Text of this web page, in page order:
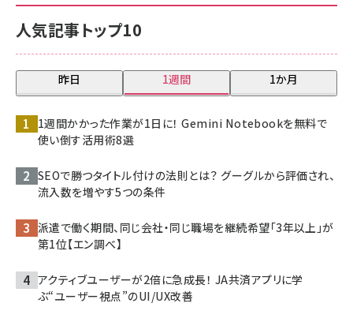
人気記事トップ10
昨日 1週間 1か月
1週間かかった作業が1日に！ Gemini Notebookを無料で
使い倒す活用術8選
SEOで勝つタイトル付けの法則とは？ グーグルから評価され、
流入数を増やす5つの条件
派遣で働く期間、同じ会社・同じ職場を継続希望「3年以上」が
第1位【エン調べ】
アクティブユーザーが2倍に急成長！ JA共済アプリに学
ぶ“ユーザー視点”のUI/UX改善